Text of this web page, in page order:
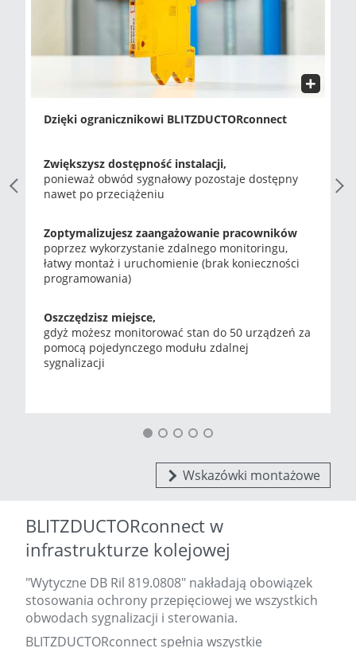
Previous Slide
Dzięki ogranicznikowi BLITZDUCTORconnect
Zwiększysz dostępność instalacji,
ponieważ obwód sygnałowy pozostaje dostępny
nawet po przeciążeniu
Zoptymalizujesz zaangażowanie pracowników
poprzez wykorzystanie zdalnego monitoringu,
łatwy montaż i uruchomienie (brak konieczności
programowania)
Oszczędzisz miejsce,
gdyż możesz monitorować stan do 50 urządzeń za
pomocą pojedynczego modułu zdalnej
sygnalizacji
Wskazówki montażowe
BLITZDUCTORconnect w
infrastrukturze kolejowej
"Wytyczne DB Ril 819.0808" nakładają obowiązek
stosowania ochrony przepięciowej we wszystkich
obwodach sygnalizacji i sterowania.
BLITZDUCTORconnect spełnia wszystkie